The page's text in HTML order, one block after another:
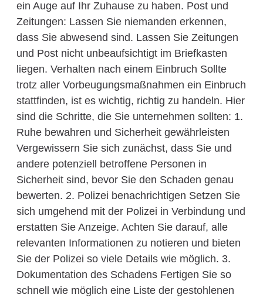
ein Auge auf Ihr Zuhause zu haben. Post und
Zeitungen: Lassen Sie niemanden erkennen,
dass Sie abwesend sind. Lassen Sie Zeitungen
und Post nicht unbeaufsichtigt im Briefkasten
liegen. Verhalten nach einem Einbruch Sollte
trotz aller Vorbeugungsmaßnahmen ein Einbruch
stattfinden, ist es wichtig, richtig zu handeln. Hier
sind die Schritte, die Sie unternehmen sollten: 1.
Ruhe bewahren und Sicherheit gewährleisten
Vergewissern Sie sich zunächst, dass Sie und
andere potenziell betroffene Personen in
Sicherheit sind, bevor Sie den Schaden genau
bewerten. 2. Polizei benachrichtigen Setzen Sie
sich umgehend mit der Polizei in Verbindung und
erstatten Sie Anzeige. Achten Sie darauf, alle
relevanten Informationen zu notieren und bieten
Sie der Polizei so viele Details wie möglich. 3.
Dokumentation des Schadens Fertigen Sie so
schnell wie möglich eine Liste der gestohlenen